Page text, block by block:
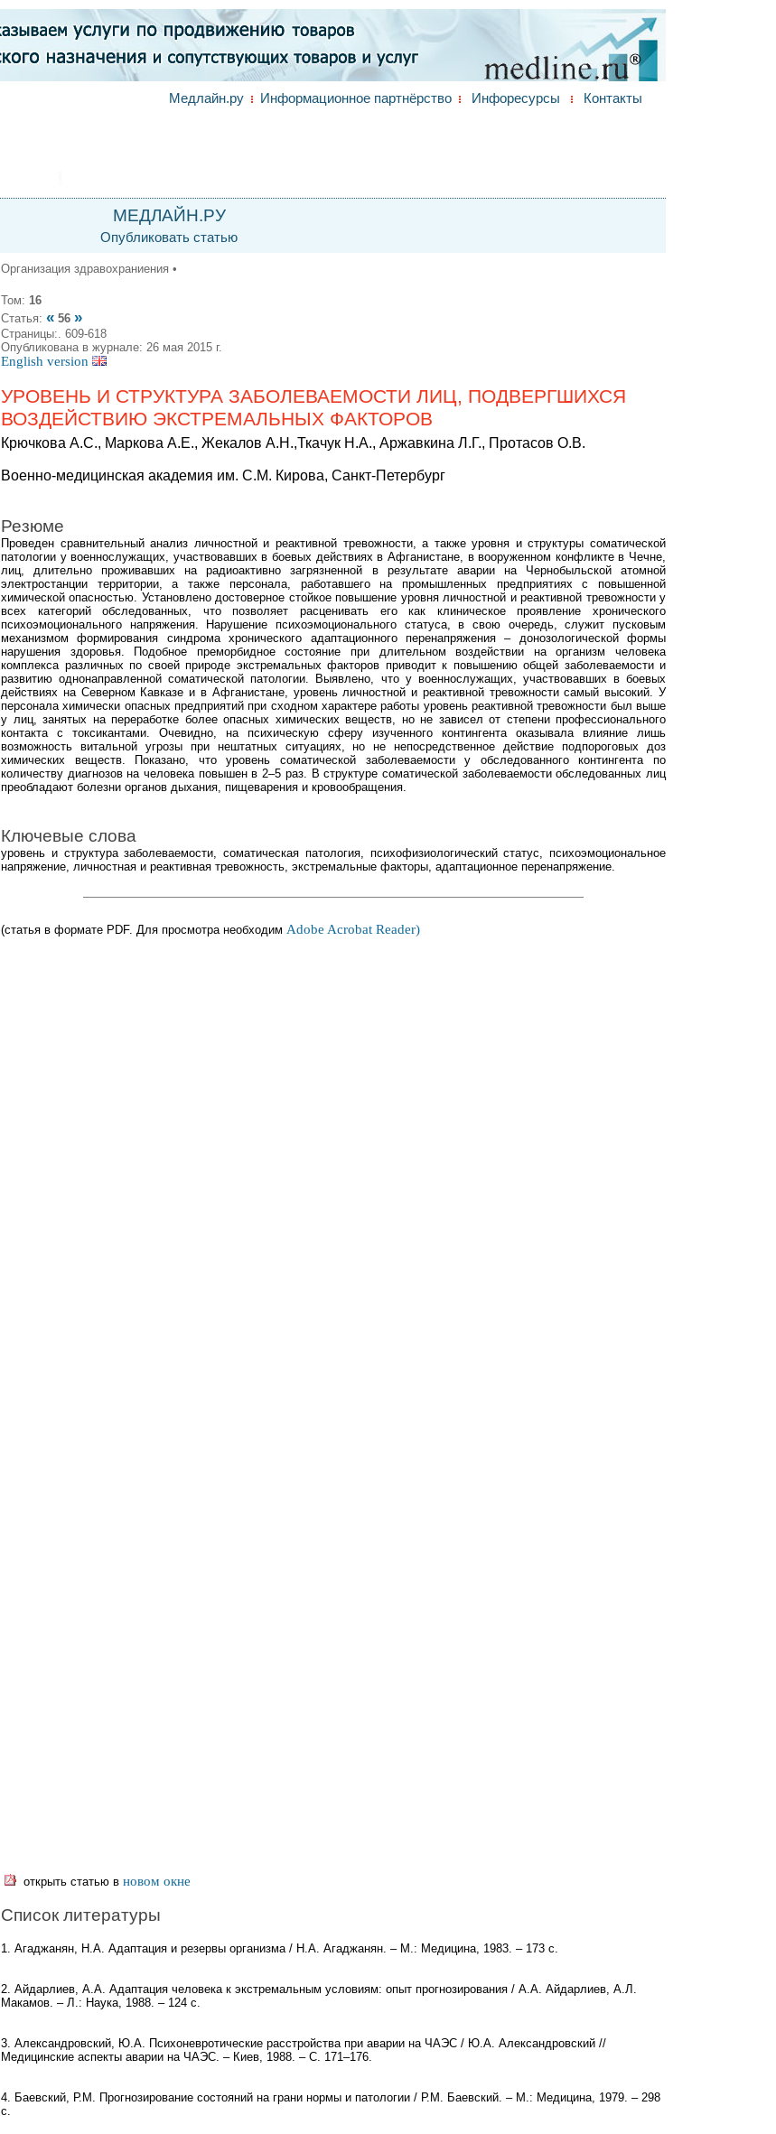
Медлайн.ру Информационное партнёрство Инфоресурсы Контакты
МЕДЛАЙН.РУ
Опубликовать статью
Организация здравохраниения •
Том: 16
Статья: « 56 »
Страницы:. 609-618
Опубликована в журнале: 26 мая 2015 г.
English version
УРОВЕНЬ И СТРУКТУРА ЗАБОЛЕВАЕМОСТИ ЛИЦ, ПОДВЕРГШИХСЯ
ВОЗДЕЙСТВИЮ ЭКСТРЕМАЛЬНЫХ ФАКТОРОВ
Крючкова А.С., Маркова А.Е., Жекалов А.Н.,Ткачук Н.А., Аржавкина Л.Г., Протасов О.В.
Военно-медицинская академия им. С.М. Кирова, Санкт-Петербург
Резюме
Проведен сравнительный анализ личностной и реактивной тревожности, а также уровня и структуры соматической
патологии у военнослужащих, участвовавших в боевых действиях в Афганистане, в вооруженном конфликте в Чечне,
лиц, длительно проживавших на радиоактивно загрязненной в результате аварии на Чернобыльской атомной
электростанции территории, а также персонала, работавшего на промышленных предприятиях с повышенной
химической опасностью. Установлено достоверное стойкое повышение уровня личностной и реактивной тревожности у
всех категорий обследованных, что позволяет расценивать его как клиническое проявление хронического
психоэмоционального напряжения. Нарушение психоэмоционального статуса, в свою очередь, служит пусковым
механизмом формирования синдрома хронического адаптационного перенапряжения – донозологической формы
нарушения здоровья. Подобное преморбидное состояние при длительном воздействии на организм человека
комплекса различных по своей природе экстремальных факторов приводит к повышению общей заболеваемости и
развитию однонаправленной соматической патологии. Выявлено, что у военнослужащих, участвовавших в боевых
действиях на Северном Кавказе и в Афганистане, уровень личностной и реактивной тревожности самый высокий. У
персонала химически опасных предприятий при сходном характере работы уровень реактивной тревожности был выше
у лиц, занятых на переработке более опасных химических веществ, но не зависел от степени профессионального
контакта с токсикантами. Очевидно, на психическую сферу изученного контингента оказывала влияние лишь
возможность витальной угрозы при нештатных ситуациях, но не непосредственное действие подпороговых доз
химических веществ. Показано, что уровень соматической заболеваемости у обследованного контингента по
количеству диагнозов на человека повышен в 2–5 раз. В структуре соматической заболеваемости обследованных лиц
преобладают болезни органов дыхания, пищеварения и кровообращения.
Ключевые слова
уровень и структура заболеваемости, соматическая патология, психофизиологический статус, психоэмоциональное
напряжение, личностная и реактивная тревожность, экстремальные факторы, адаптационное перенапряжение.
(статья в формате PDF. Для просмотра необходим Adobe Acrobat Reader)
открыть статью в новом окне
Список литературы
1. Агаджанян, Н.А. Адаптация и резервы организма / Н.А. Агаджанян. – М.: Медицина, 1983. – 173 с.
2. Айдарлиев, А.А. Адаптация человека к экстремальным условиям: опыт прогнозирования / А.А. Айдарлиев, А.Л.
Макамов. – Л.: Наука, 1988. – 124 с.
3. Александровский, Ю.А. Психоневротические расстройства при аварии на ЧАЭС / Ю.А. Александровский //
Медицинские аспекты аварии на ЧАЭС. – Киев, 1988. – С. 171–176.
4. Баевский, Р.М. Прогнозирование состояний на грани нормы и патологии / Р.М. Баевский. – М.: Медицина, 1979. – 298
с.